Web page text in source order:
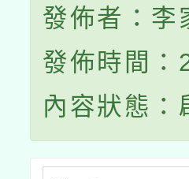
發佈者：李
發佈時間
內容狀態：